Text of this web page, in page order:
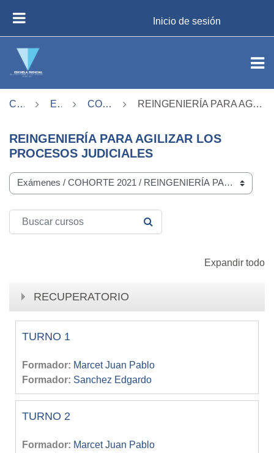
Inicio de sesión
Cursos Exámenes COHORTE 2021 REINGENIERÍA PARA AGILIZAR LOS PROCESOS JUDICIALES
REINGENIERÍA PARA AGILIZAR LOS
PROCESOS JUDICIALES
Categorías del curso
Buscar cursos
BUSCAR CURSOS
Expandir todo
RECUPERATORIO
TURNO 1
Formador: Marcet Juan Pablo
Formador: Sanchez Edgardo
TURNO 2
Formador: Marcet Juan Pablo